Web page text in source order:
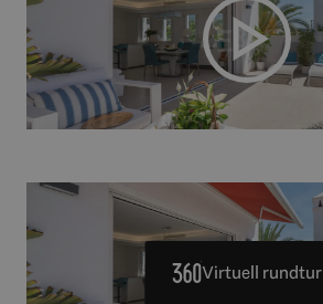
Virtuell rundtur